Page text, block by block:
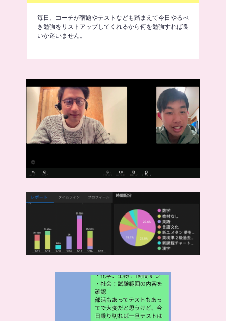
毎日、コーチが宿題やテストなども踏まえて今日やるべ
き勉強をリストアップしてくれるから何を勉強すれば良
いか迷いません。